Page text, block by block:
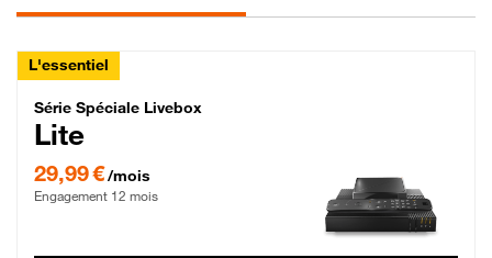
L'essentiel
Série Spéciale Livebox Lite Fibre
Série Spéciale Livebox
Lite
29,99 €/mois
Engagement 12 mois